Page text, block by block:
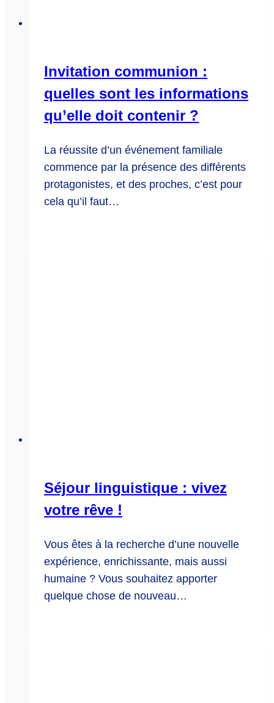
Invitation communion :
quelles sont les informations
qu’elle doit contenir ?
La réussite d’un événement familiale
commence par la présence des différents
protagonistes, et des proches, c’est pour
cela qu’il faut…
Séjour linguistique : vivez
votre rêve !
Vous êtes à la recherche d’une nouvelle
expérience, enrichissante, mais aussi
humaine ? Vous souhaitez apporter
quelque chose de nouveau…